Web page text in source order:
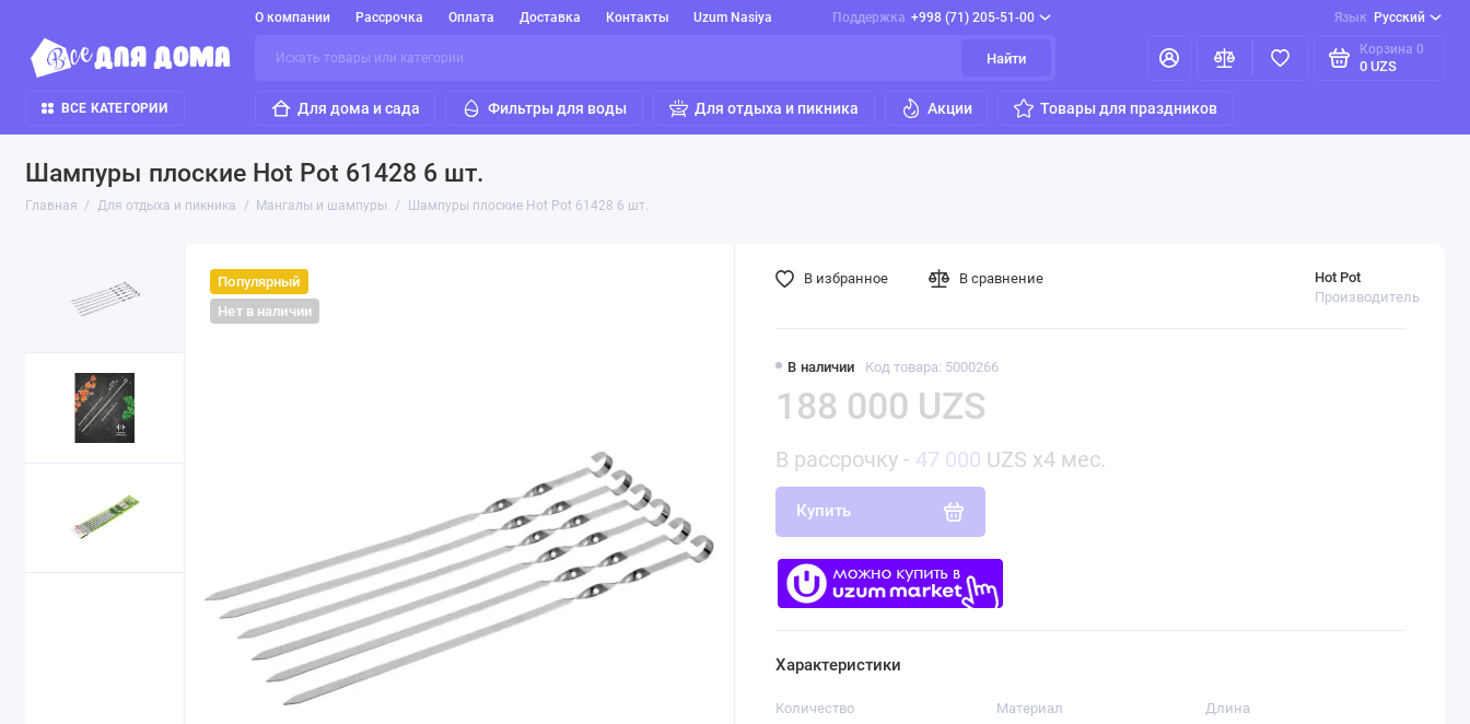
О компании Рассрочка Оплата Доставка Контакты Uzum Nasiya Поддержка +998 (71) 205-51-00 Язык Русский
Найти
Корзина 0
0 UZS
ВСЕ КАТЕГОРИИ Для дома и сада Фильтры для воды Для отдыха и пикника Акции Товары для праздников
Шампуры плоские Hot Pot 61428 6 шт.
Главная Для отдыха и пикника Мангалы и шампуры Шампуры плоские Hot Pot 61428 6 шт.
Популярный
Нет в наличии
В наличии Код товара: 5000266
Hot Pot
Производитель
188 000 UZS
В рассрочку - 47 000 UZS x4 мес.
Купить
В избранное В сравнение
Характеристики
Количество Материал Длина